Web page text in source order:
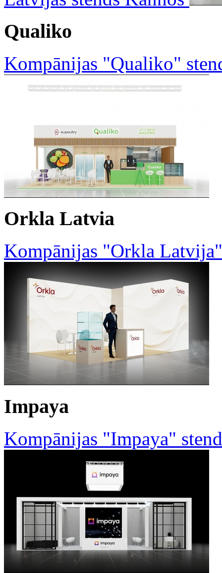
Qualiko
Kompānijas "Qualiko"
Orkla Latvia
Kompānijas "Orkla
Impaya
Kompānijas "Impaya"